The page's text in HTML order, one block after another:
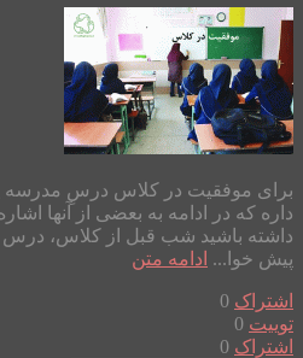
برای موفقیت در کلاس درسِ مدرسه
داشته باشید شب قبل از کلاس، درس
پیش خوا... ادامه متن
اشتراک 0
توییت 0
اشتراک 0